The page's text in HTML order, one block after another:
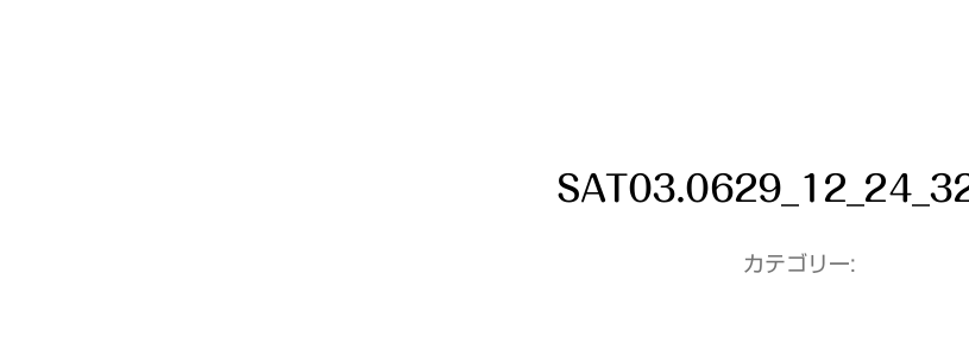
カテゴリー: